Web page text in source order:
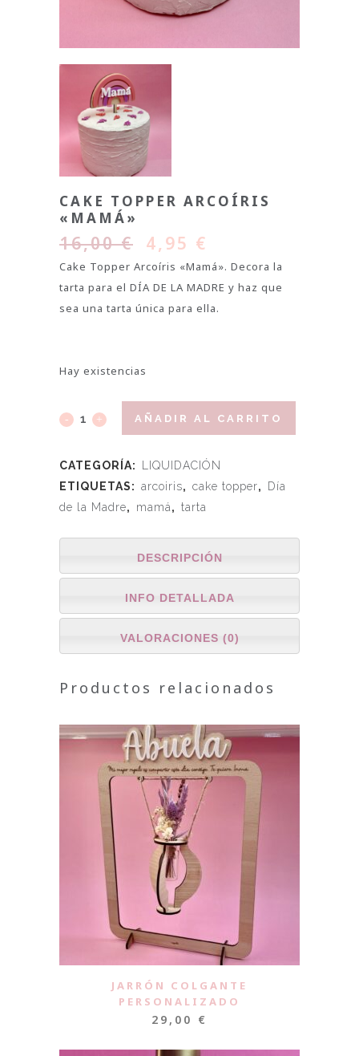
CAKE TOPPER ARCOÍRIS
«MAMÁ»
16,00€ 4,95 €
Cake Topper Arcoíris «Mamá». Decora la
tarta para el DÍA DE LA MADRE y haz que
sea una tarta única para ella.
Hay existencias
AÑADIR AL CARRITO
CATEGORÍA:
LIQUIDACIÓN
ETIQUETAS: arcoiris, cake topper,
Día
de la Madre, mamá, tarta
DESCRIPCIÓN
INFO DETALLADA
VALORACIONES (0)
Productos relacionados
JARRÓN COLGANTE
PERSONALIZADO
29,00 €